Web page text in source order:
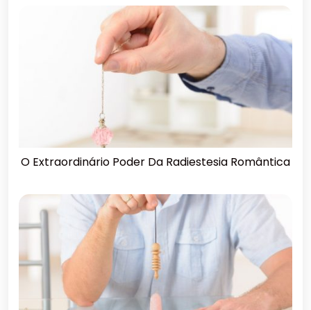
O Extraordinário Poder Da Radiestesia Romântica